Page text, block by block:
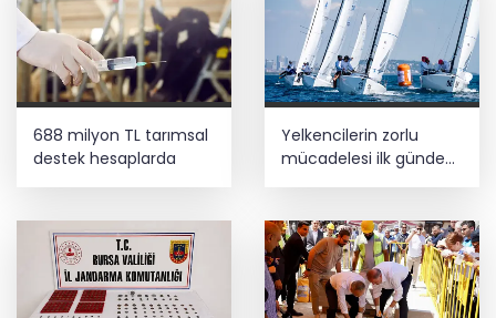
688 milyon TL tarımsal
destek hesaplarda
Yelkencilerin zorlu
mücadelesi ilk günde